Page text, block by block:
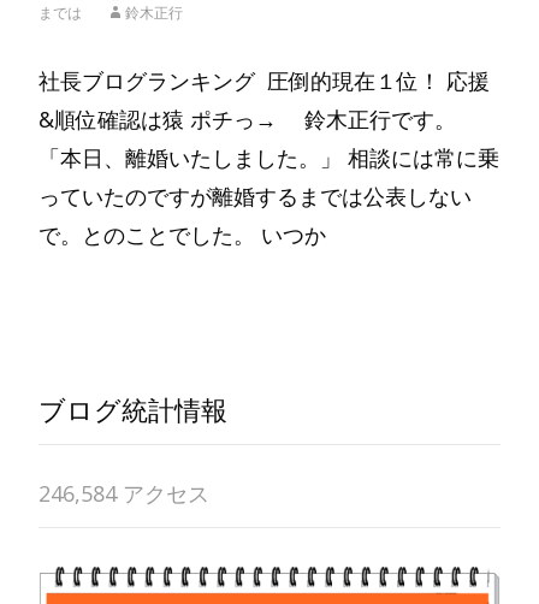
までは
鈴木正行
社長ブログランキング 圧倒的現在１位！ 応援
&順位確認は猿 ポチっ→ 鈴木正行です。
「本日、離婚いたしました。」 相談には常に乗
っていたのですが離婚するまでは公表しない
で。とのことでした。 いつか
ブログ統計情報
246,584 アクセス